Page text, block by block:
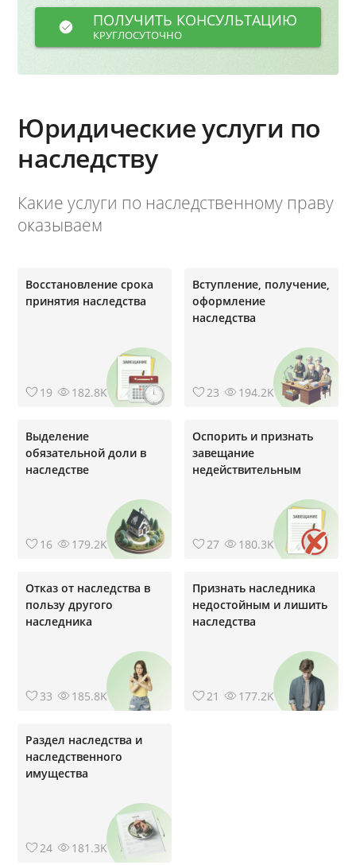
ПОЛУЧИТЬ КОНСУЛЬТАЦИЮ
КРУГЛОСУТОЧНО
Юридические услуги по
наследству
Какие услуги по наследственному праву
оказываем
Восстановление срока
принятия наследства
19 182.8K
Вступление, получение,
оформление
наследства
23 194.2K
Выделение
обязательной доли в
наследстве
16 179.2K
Оспорить и признать
завещание
недействительным
27 180.3K
Отказ от наследства в
пользу другого
наследника
33 185.8K
Признать наследника
недостойным и лишить
наследства
21 177.2K
Раздел наследства и
наследственного
имущества
24 181.3K